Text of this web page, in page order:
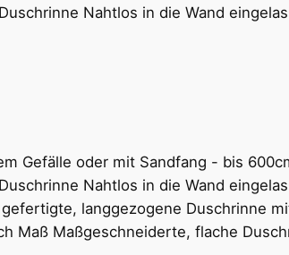
Gefälle oder mit Sandfang - bis